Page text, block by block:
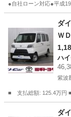
●自社ローン対応●平
ダ
ダ
Ｗ
Ｅ
イ
防
ハ
紫波
■ 支払総額: 125.4万
ハ
ダ